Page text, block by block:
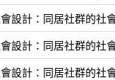
設計：同居社群的社
設計：同居社群的社
設計：同居社群的社